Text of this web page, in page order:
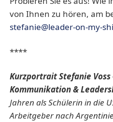
von Ihnen zu hören, am
stefanie@leader-on-my-
****
Kurzportrait Stefanie Voss
Kommunikation &
Jahren als Schülerin in die
Arbeitgeber nach